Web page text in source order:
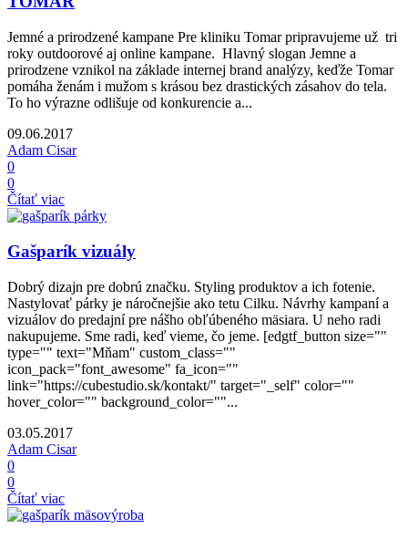
Jemné a prirodzené kampane Pre kliniku Tomar pripravujeme už tri
roky outdoorové aj online kampane. Hlavný slogan Jemne a
prirodzene vznikol na základe internej brand analýzy, keďže Tomar
pomáha ženám i mužom s krásou bez drastických zásahov do tela.
To ho výrazne odlišuje od konkurencie a...
09.06.2017
Adam Cisar
0
0
Čítať viac
Gašparík vizuály
Dobrý dizajn pre dobrú značku. Styling produktov a ich fotenie.
Nastylovať párky je náročnejšie ako tetu Cilku. Návrhy kampaní a
vizuálov do predajní pre nášho obľúbeného mäsiara. U neho radi
nakupujeme. Sme radi, keď vieme, čo jeme. [edgtf_button size=""
type="" text="Mňam" custom_class=""
icon_pack="font_awesome" fa_icon=""
link="https://cubestudio.sk/kontakt/" target="_self" color=""
hover_color="" background_color=""...
03.05.2017
Adam Cisar
0
0
Čítať viac